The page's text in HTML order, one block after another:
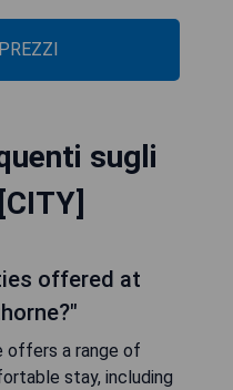
sugli
offered at
offers a range of
stay, including